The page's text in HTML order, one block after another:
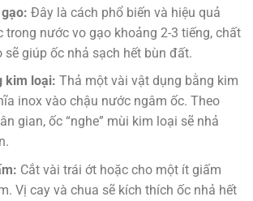
Đây là cách phổ biến và hiệu quả
trong nước vo gạo khoảng 2-3 tiếng, chất
sẽ giúp ốc nhả sạch hết bùn đất.
kim loại: Thả một vài vật dụng bằng kim
inox vào chậu nước ngâm ốc. Theo
gian, ốc “nghe” mùi kim loại sẽ nhả
Cắt vài trái ớt hoặc cho một ít giấm
Vị cay và chua sẽ kích thích ốc nhả hết